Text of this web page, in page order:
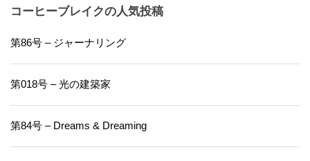
コーヒーブレイクの人気投稿
第86号 – ジャーナリング
第018号 – 光の建築家
第84号 – Dreams & Dreaming